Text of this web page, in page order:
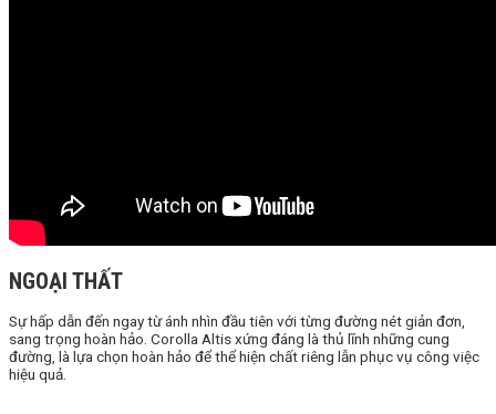
NGOẠI THẤT
Sự hấp dẫn đến ngay từ ánh nhìn đầu tiên với từng đường nét giản đơn,
sang trọng hoàn hảo. Corolla Altis xứng đáng là thủ lĩnh những cung
đường, là lựa chọn hoàn hảo để thể hiện chất riêng lẫn phục vụ công việc
hiệu quả.